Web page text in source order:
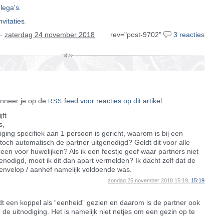
.
.
rev="post-9702" 3 reacties
zaterdag 24 november 2018
je op de RSS feed voor reacties op dit artikel
specifiek aan 1 persoon is gericht, waarom is bij een
automatisch de partner uitgenodigd? Geldt dit voor alle
voor huwelijken? Als ik een feestje geef waar partners niet
moet ik dit dan apart vermelden? Ik dacht zelf dat de
/ aanhef namelijk voldoende was.
zondag 25 november 2018 15:19, 15:19
een koppel als “eenheid” gezien en daarom is de partner ook
de uitnodiging. Het is namelijk niet netjes om een gezin op te